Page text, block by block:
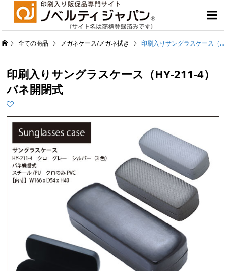

全ての商品 メガネケース/メガネ拭き 印刷入りサングラスケース（HY-211-4）バネ開閉式
印刷入りサングラスケース（HY-211-4）
バネ開閉式